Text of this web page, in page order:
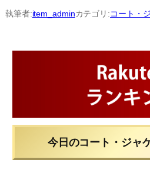
内
容
執筆者:item_adminカテゴリ:コート・
今日のコート・ジャ